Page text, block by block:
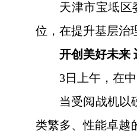
天津市宝坻区
位，在提升基层治
开创美好未来
3日上午，在
当受阅战机以
类繁多、性能卓越